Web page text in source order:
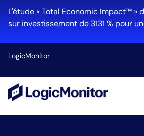
L'étude « Total Economic Impact™ »
sur investissement de 3131 % pour
LogicMonitor